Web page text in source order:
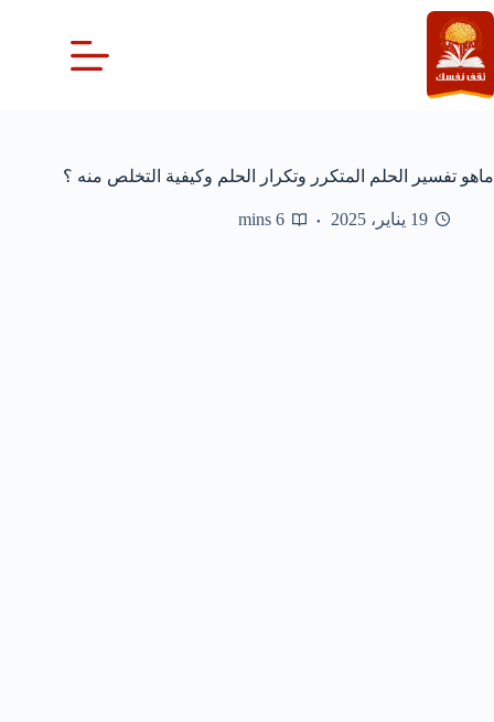
التجاوز
إلى
المحتوى
ماهو تفسير الحلم المتكرر وتكرار الحلم وكيفية التخلص منه ؟
19 يناير، 2025 6 mins